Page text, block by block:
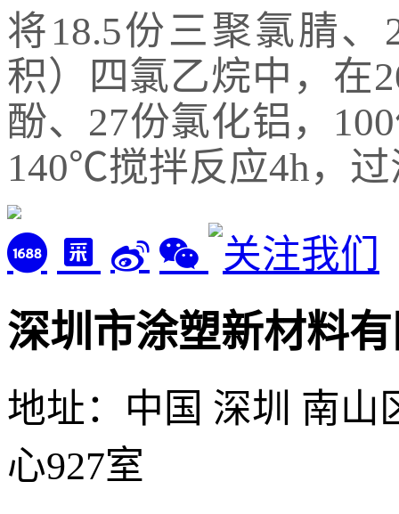
将18.5份三聚氯腈
积）四氯乙烷中，在
酚、27份氯化铝，
140℃搅拌反应4h，
深圳市涂塑新材料
地址：中国 深圳 南山
心927室